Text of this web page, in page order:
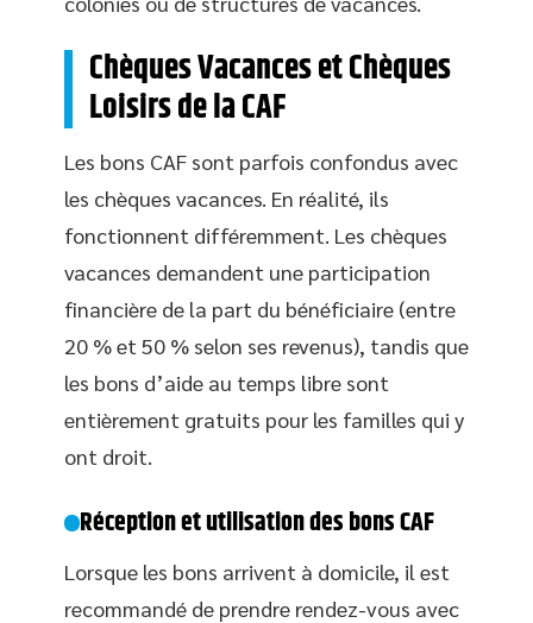
Chèques Vacances et Chèques
Loisirs de la CAF
Les bons CAF sont parfois confondus avec
les chèques vacances. En réalité, ils
fonctionnent différemment. Les chèques
vacances demandent une participation
financière de la part du bénéficiaire (entre
20 % et 50 % selon ses revenus), tandis que
les bons d’aide au temps libre sont
entièrement gratuits pour les familles qui y
ont droit.
Réception et utilisation des bons CAF
Lorsque les bons arrivent à domicile, il est
recommandé de prendre rendez-vous avec